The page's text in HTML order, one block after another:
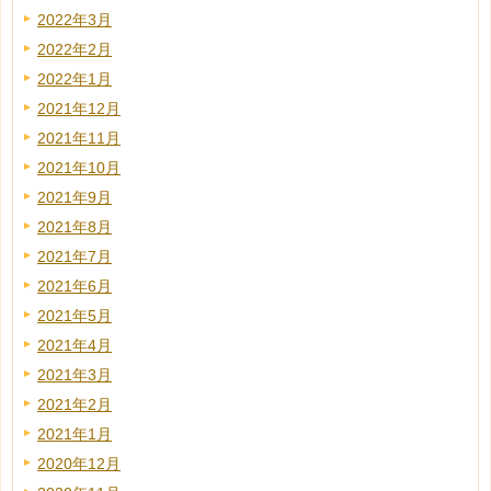
2022年3月
2022年2月
2022年1月
2021年12月
2021年11月
2021年10月
2021年9月
2021年8月
2021年7月
2021年6月
2021年5月
2021年4月
2021年3月
2021年2月
2021年1月
2020年12月